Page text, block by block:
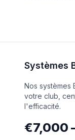
Systèmes
Nos systèmes
votre club,
l'efficacité.
€7,000